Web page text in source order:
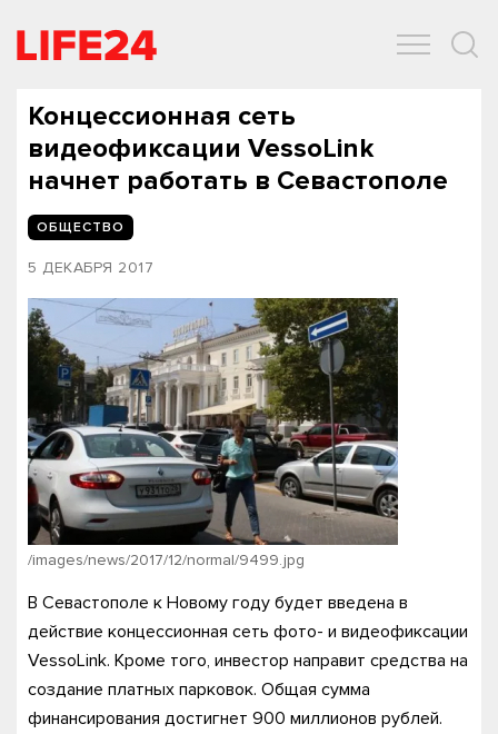
Концессионная сеть
видеофиксации VessoLink
начнет работать в Севастополе
ОБЩЕСТВО
5 ДЕКАБРЯ 2017
/images/news/2017/12/normal/9499.jpg
В Севастополе к Новому году будет введена в
действие концессионная сеть фото- и видеофиксации
VessoLink. Кроме того, инвестор направит средства на
создание платных парковок. Общая сумма
финансирования достигнет 900 миллионов рублей.